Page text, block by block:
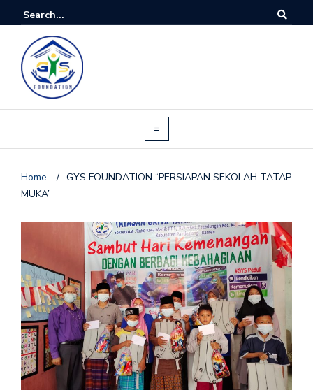
Home / GYS FOUNDATION “PERSIAPAN SEKOLAH TATAP
MUKA”